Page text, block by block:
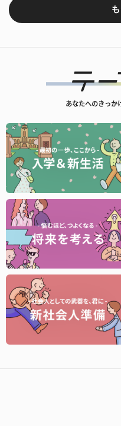
あなたへのきっか